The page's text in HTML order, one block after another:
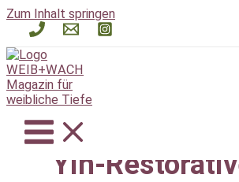
Zum Inhalt springen
Yin-